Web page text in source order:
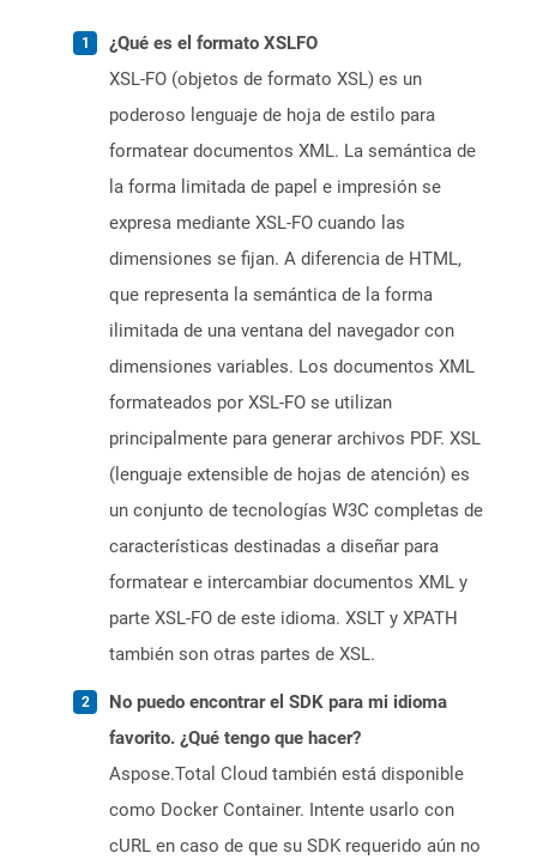
¿Qué es el formato XSLFO
XSL-FO (objetos de formato XSL) es un
poderoso lenguaje de hoja de estilo para
formatear documentos XML. La semántica de
la forma limitada de papel e impresión se
expresa mediante XSL-FO cuando las
dimensiones se fijan. A diferencia de HTML,
que representa la semántica de la forma
ilimitada de una ventana del navegador con
dimensiones variables. Los documentos XML
formateados por XSL-FO se utilizan
principalmente para generar archivos PDF. XSL
(lenguaje extensible de hojas de atención) es
un conjunto de tecnologías W3C completas de
características destinadas a diseñar para
formatear e intercambiar documentos XML y
parte XSL-FO de este idioma. XSLT y XPATH
también son otras partes de XSL.
No puedo encontrar el SDK para mi idioma
favorito. ¿Qué tengo que hacer?
Aspose.Total Cloud también está disponible
como Docker Container. Intente usarlo con
cURL en caso de que su SDK requerido aún no